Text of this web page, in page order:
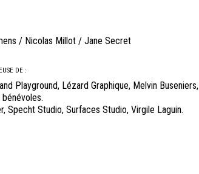
/ Nicolas Millot / Jane Secret
DE :
Playground, Lézard Graphique, Melvin Buseniers,
Specht Studio, Surfaces Studio, Virgile Laguin.